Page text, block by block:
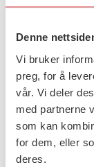
Denne
Vi bruker
preg, for å
vår. Vi deler
med partnerne
som kan
for dem, eller
deres.